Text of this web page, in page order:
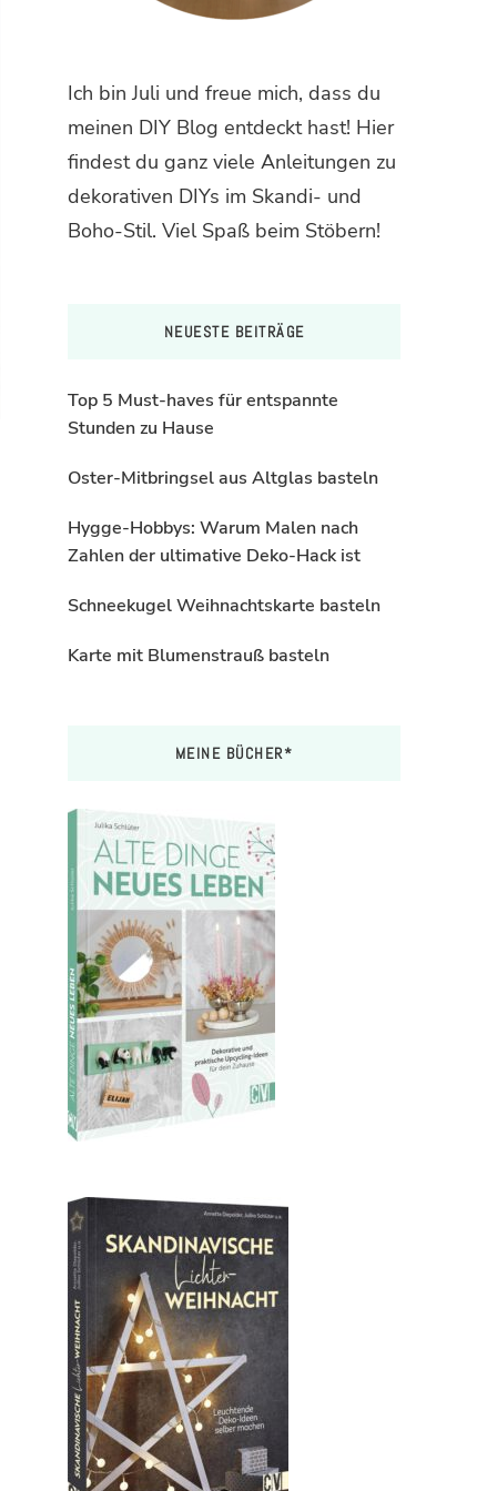
Ich bin Juli und freue mich, dass du
meinen DIY Blog entdeckt hast! Hier
findest du ganz viele Anleitungen zu
dekorativen DIYs im Skandi- und
Boho-Stil. Viel Spaß beim Stöbern!
NEUESTE BEITRÄGE
Top 5 Must-haves für entspannte
Stunden zu Hause
Oster-Mitbringsel aus Altglas basteln
Hygge-Hobbys: Warum Malen nach
Zahlen der ultimative Deko-Hack ist
Schneekugel Weihnachtskarte basteln
Karte mit Blumenstrauß basteln
MEINE BÜCHER*